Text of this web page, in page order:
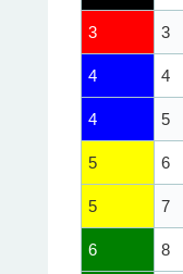
3 3
4 4
4 5
5 6
5 7
6 8